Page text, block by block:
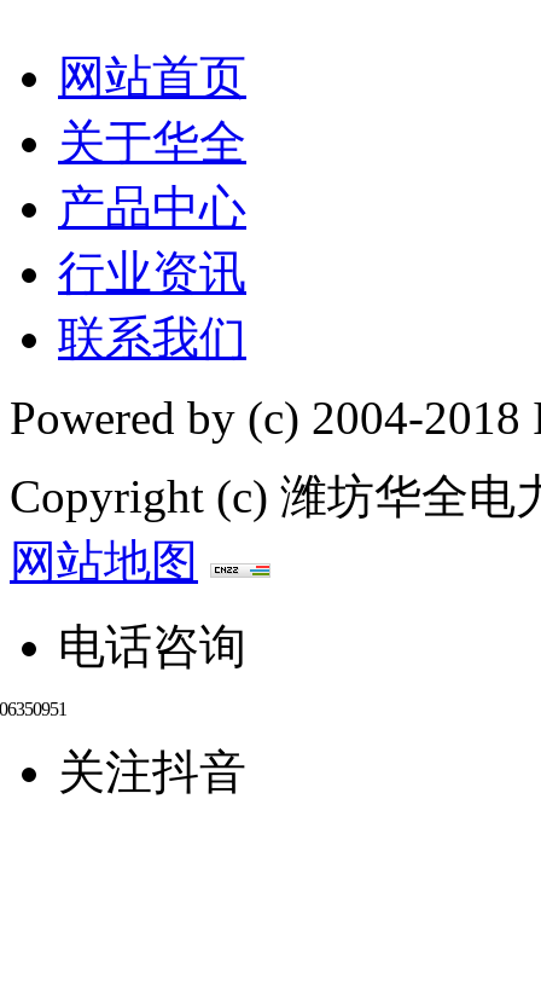
网站首页
关于华全
产品中心
行业资讯
联系我们
Powered by (c) 2004-2018
Copyright (c) 潍坊华全
网站地图
电话咨询
关注抖音